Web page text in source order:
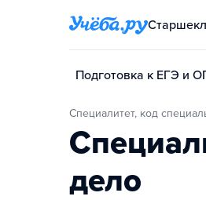
Подготовка к ЕГЭ и
Специалитет, код
дело